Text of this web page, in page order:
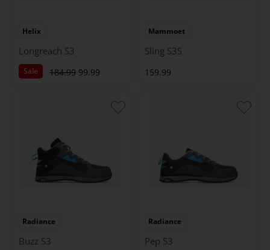
Helix
Longreach S3
Sale 184.99 99.99
Mammoet
Sling S3S
159.99
Radiance
Buzz S3
Radiance
Pep S3